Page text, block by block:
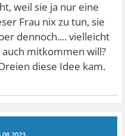
weil sie ja nur eine
Frau nix zu tun, sie
dennoch.... vielleicht
auch mitkommen will?
diese Idee kam.